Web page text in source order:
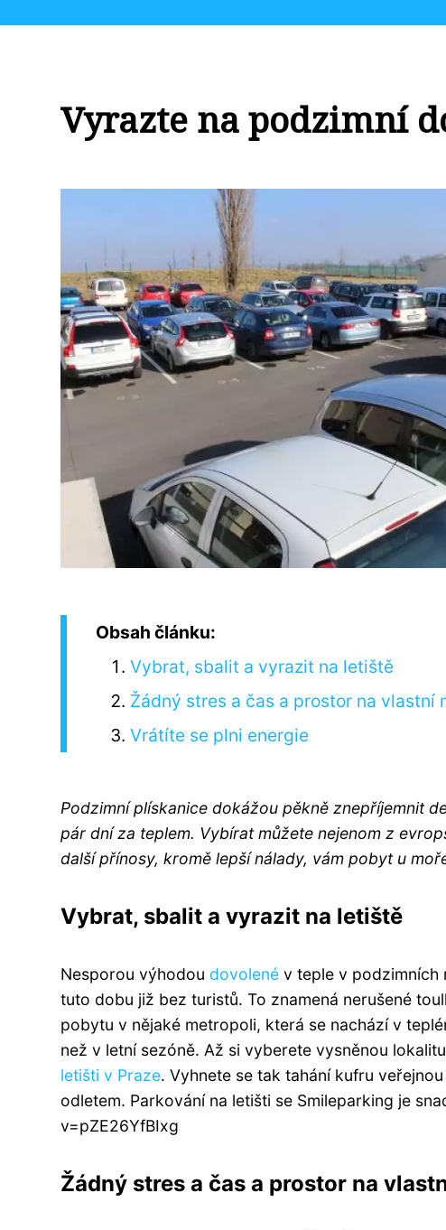
Vyrazte na podzimní
Obsah článku:
Vybrat, sbalit a vyrazit na letiště
Žádný stres a čas a prostor na vlastní
Vrátíte se plni energie
Podzimní plískanice dokážou pěkně znepříjemnit
pár dní za teplem. Vybírat můžete nejenom z
další přínosy, kromě lepší nálady, vám pobyt u
Vybrat, sbalit a vyrazit na letiště
Nesporou výhodou dovolené v teple v podzimních
tuto dobu již bez turistů. To znamená nerušené
pobytu v nějaké metropoli, která se nachází v
než v letní sezóně. Až si vyberete vysněnou
letišti v Praze. Vyhnete se tak tahání kufru
odletem. Parkování na letišti se Smileparking je
v=pZE26YfBIxg
Žádný stres a čas a prostor na